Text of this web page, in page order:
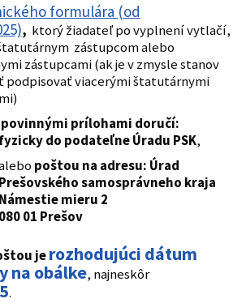
formulára (od
, ktorý žiadateľ po vyplnení vytlačí,
zástupcom alebo
zástupcami (ak je v zmysle stanov
podpisovať viacerými štatutárnymi
povinnými prílohami doručí:
fyzicky do podateľne Úradu PSK,
poštou na adresu: Úrad
Prešovského samosprávneho kraja
Námestie mieru 2
080 01 Prešov
jerozhodujúci dátum
na obálke, najneskôr
.